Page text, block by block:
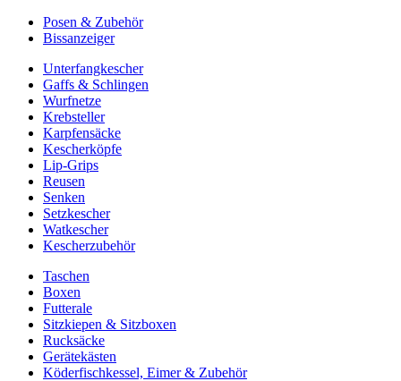
Posen & Zubehör
Bissanzeiger
Unterfangkescher
Gaffs & Schlingen
Wurfnetze
Krebsteller
Karpfensäcke
Kescherköpfe
Lip-Grips
Reusen
Senken
Setzkescher
Watkescher
Kescherzubehör
Taschen
Boxen
Futterale
Sitzkiepen & Sitzboxen
Rucksäcke
Gerätekästen
Köderfischkessel, Eimer & Zubehör